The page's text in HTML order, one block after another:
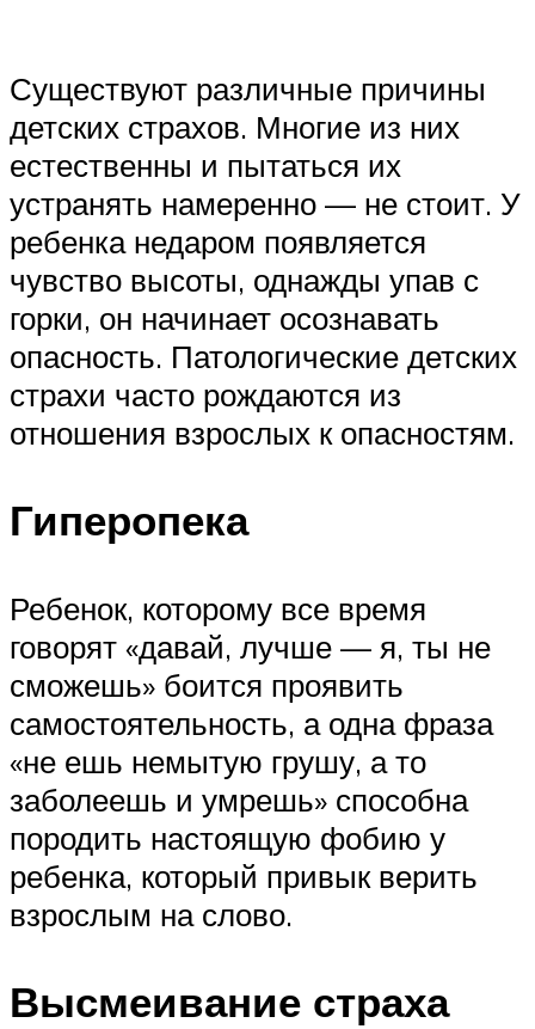
Существуют различные причины
детских страхов. Многие из них
естественны и пытаться их
устранять намеренно — не стоит. У
ребенка недаром появляется
чувство высоты, однажды упав с
горки, он начинает осознавать
опасность. Патологические детских
страхи часто рождаются из
отношения взрослых к опасностям.
Гиперопека
Ребенок, которому все время
говорят «давай, лучше — я, ты не
сможешь» боится проявить
самостоятельность, а одна фраза
«не ешь немытую грушу, а то
заболеешь и умрешь» способна
породить настоящую фобию у
ребенка, который привык верить
взрослым на слово.
Высмеивание страха